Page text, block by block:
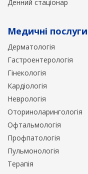
Денний стаціонар
Медичні послуги
Дерматологія
Гастроентерологія
Гінекологія
Кардіологія
Неврологія
Оториноларингологія
Офтальмологія
Профпатологія
Пульмонологія
Терапія